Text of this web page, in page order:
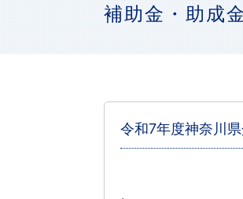
補助金・助成
令和7年度神奈川